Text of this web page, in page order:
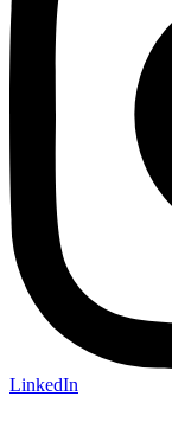
LinkedIn